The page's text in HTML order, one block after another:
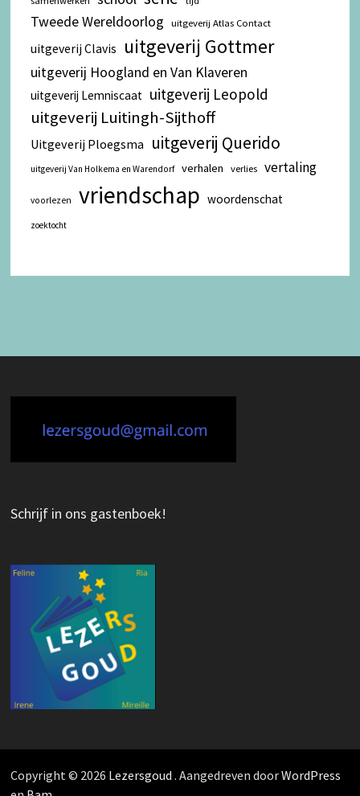
Tweede Wereldoorlog uitgeverij Atlas Contact
uitgeverij Clavis uitgeverij Gottmer
uitgeverij Hoogland en Van Klaveren
uitgeverij Lemniscaat uitgeverij Leopold
uitgeverij Luitingh-Sijthoff
Uitgeverij Ploegsma uitgeverij Querido
uitgeverij Van Holkema en Warendorf verhalen verlies vertaling
voorlezen vriendschap woordenschat
zoektocht
Schrijf in ons gastenboek!
Copyright © 2026 Lezersgoud . Aangedreven doorWordPress